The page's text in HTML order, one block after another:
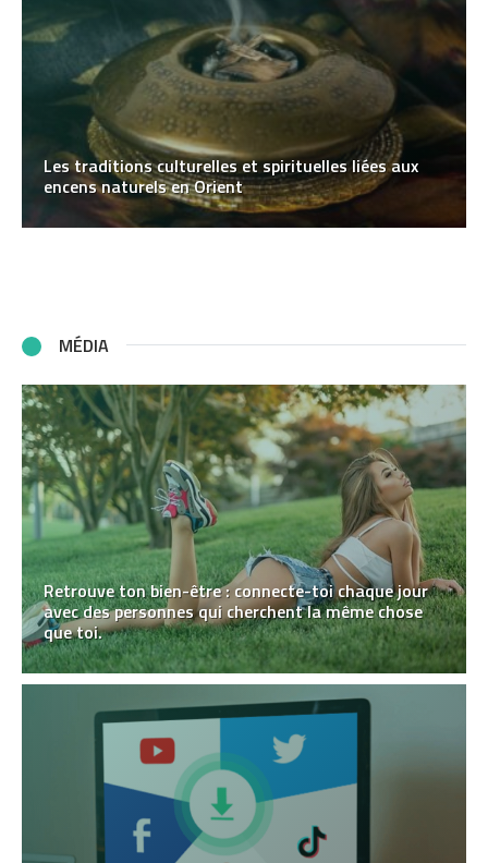
Les traditions culturelles et spirituelles liées aux
encens naturels en Orient
MÉDIA
Retrouve ton bien-être : connecte-toi chaque jour
avec des personnes qui cherchent la même chose
que toi.